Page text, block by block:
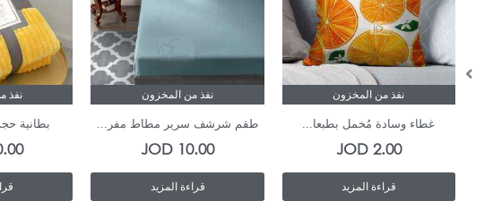
نفذ من المخزون
غطاء وسادة مُخمل بطبعا...
2.00
JOD
قراءة المزيد
نفذ من المخزون
طقم شرشف سرير مطاط مفر...
10.00
JOD
قراءة المزيد
نفذ
بطانية